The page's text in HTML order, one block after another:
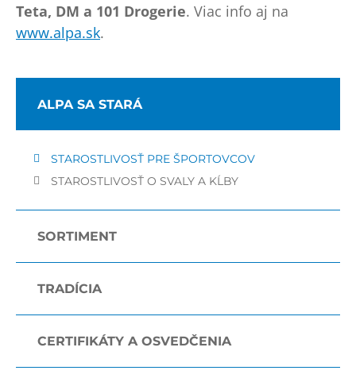
Teta, DM a 101 Drogerie. Viac info aj na
www.alpa.sk.
ALPA SA STARÁ
STAROSTLIVOSŤ PRE ŠPORTOVCOV
STAROSTLIVOSŤ O SVALY A KĹBY
SORTIMENT
TRADÍCIA
CERTIFIKÁTY A OSVEDČENIA